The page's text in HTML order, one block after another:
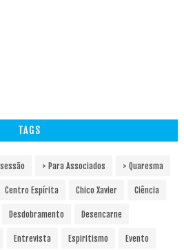
TAGS
> Para Associados > Quaresma
Centro Espírita Chico Xavier Ciência
Desdobramento Desencarne
Entrevista Espiritismo Evento